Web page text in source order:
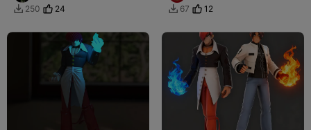
 250 24  67 12